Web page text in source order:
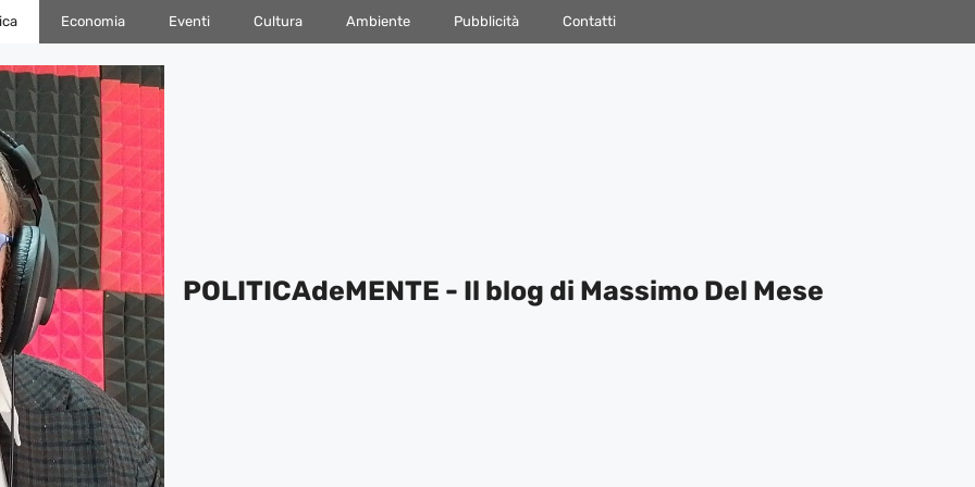
Economia Eventi Cultura Ambiente Pubblicità Contatti
POLITICAdeMENTE - Il blog di Massimo Del Mese